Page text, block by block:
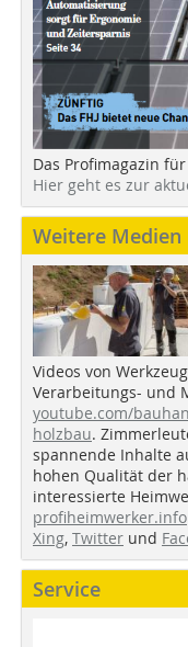
Das Profimagazin
Hier geht es zur
Weitere Medien
Videos von
Verarbeitungs- und
youtube.com/
holzbau.
spannende Inhalte
hohen Qualität der
interessierte
profiheimwerker.info
Xing, Twitter und
Service